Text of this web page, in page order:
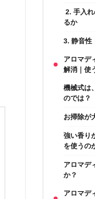
2. 手入
るか
3. 静音性
アロマデ
解消｜使
機械式は
のでは？
お掃除が
強い香り
を使うの
アロマデ
か？
アロマデ